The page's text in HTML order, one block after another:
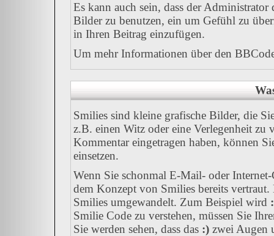
Es kann auch sein, dass der
Bilder zu benutzen, ein um Gefühl zu
in Ihren Beitrag einzufügen.
Um mehr Informationen über den
Smilies sind kleine grafische Bilder, die
z.B. einen Witz oder eine Verlegenheit zu
Kommentar eingetragen haben, können
einsetzen.
Wenn Sie schonmal E-Mail- oder
dem Konzept von Smilies bereits
Smilies umgewandelt. Zum Beispiel wird
Smilie Code zu verstehen, müssen Sie
Sie werden sehen, dass das :) zwei Augen